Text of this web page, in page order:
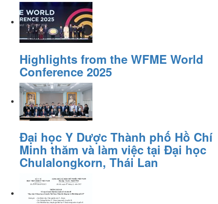
Highlights from the WFME World
Conference 2025
Đại học Y Dược Thành phố Hồ Chí
Minh thăm và làm việc tại Đại học
Chulalongkorn, Thái Lan